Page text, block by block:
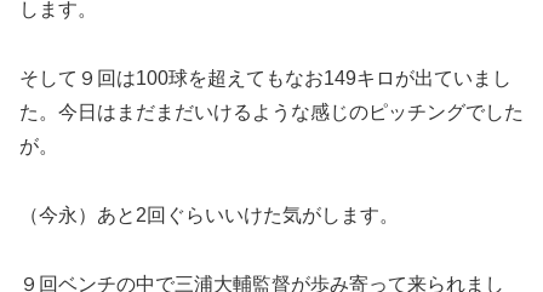
します。
そして９回は100球を超えてもなお149キロが出ていまし
た。今日はまだまだいけるような感じのピッチングでした
が。
（今永）あと2回ぐらいいけた気がします。
９回ベンチの中で三浦大輔監督が歩み寄って来られまし